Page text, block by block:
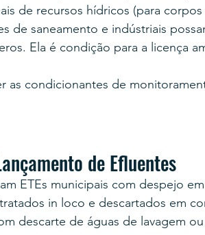
de recursos hídricos (para
de saneamento e indústriais
Ela é condição para a licença
as condicionantes de
de Efluentes
ETEs municipais com despejo
in loco e descartados em
descarte de águas de lavagem